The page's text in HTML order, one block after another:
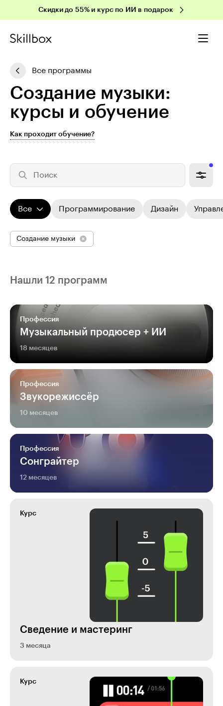
Скидки до 55% и курс по ИИ в подарок
Все программы
Создание музыки:
курсы и обучение
Как проходит обучение?
Поиск
Все Программирование Дизайн
Создание музыки
Нашли 12 программ
Профессия
Музыкальный продюсер + ИИ
18 месяцев
Профессия
Звукорежиссёр
10 месяцев
Профессия
Сонграйтер
12 месяцев
Курс
Сведение и мастеринг
3 месяца
Курс